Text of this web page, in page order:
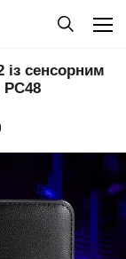
із сенсорним